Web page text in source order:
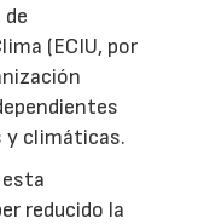
(ECIU, por
y climáticas.
esta
reducido la